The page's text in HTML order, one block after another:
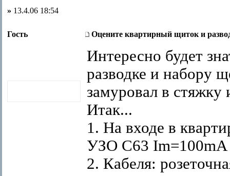
» 13.4.06 18:54
Гость Оцените квартирный щиток и
Интересно будет
разводке и набору
замуровал в
Итак...
1. На входе в
УЗО С63 Im=100mA
2. Кабеля: